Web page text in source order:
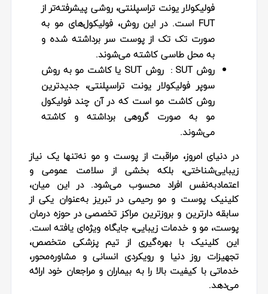
فولیکولار یونت تراسپلنتی، روشی پیشرفته‌تر از
FUT است. در این روش، فولیکول‌های مو به
صورت تک تک از پوست سر برداشته شده و
به محل طاسی کاشته می‌شوند.
روش SUT :
روش SUT یا کاشت مو به روش
سوپر فولیکولار یونت تراسپلنتی، جدیدترین
روش کاشت مو است که در آن چند فولیکول
مو به صورت گروهی برداشته و کاشته
می‌شوند.
در دنیای امروز، مراقبت از پوست و مو نه‌تنها یک نیاز
زیبایی‌شناختی، بلکه بخشی از سلامت عمومی و
اعتمادبه‌نفس افراد محسوب می‌شود. در این میان،
کلینیک پوست و مو رحیمی در تبریز به‌عنوان یکی از
سابقه‌ دارترین و بروزترین مراکز تخصصی در حوزه درمان
پوست، مو و خدمات زیبایی، جایگاه ویژه‌ای یافته است.
این کلینیک با بهره‌گیری از تیم پزشکی متخصص،
تجهیزات روز دنیا و رویکردی انسانی و مشاوره‌محور،
خدماتی با کیفیت بالا را به بیماران و مراجعان خود ارائه
می‌دهد.